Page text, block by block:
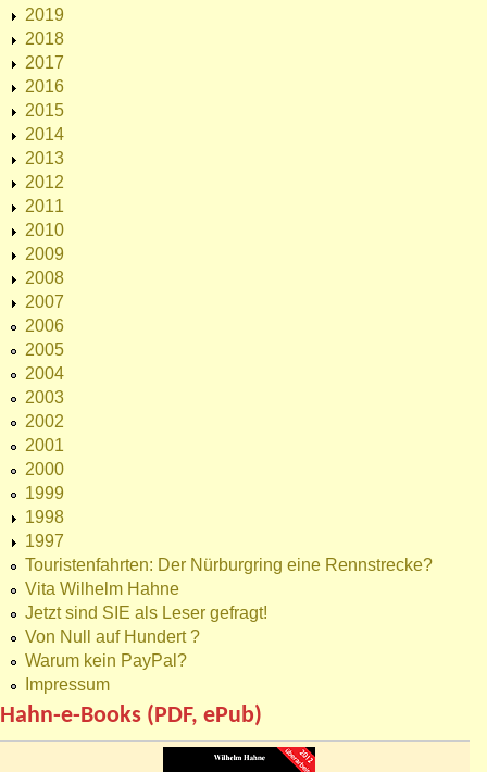
2019
2018
2017
2016
2015
2014
2013
2012
2011
2010
2009
2008
2007
2006
2005
2004
2003
2002
2001
2000
1999
1998
1997
Touristenfahrten: Der Nürburgring eine Rennstrecke?
Vita Wilhelm Hahne
Jetzt sind SIE als Leser gefragt!
Von Null auf Hundert ?
Warum kein PayPal?
Impressum
Hahn-e-Books (PDF, ePub)